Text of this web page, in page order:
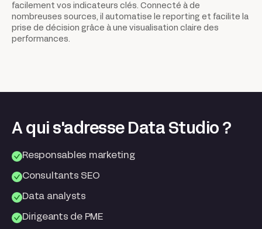
facilement vos indicateurs clés. Connecté à de
nombreuses sources, il automatise le reporting et facilite la
prise de décision grâce à une visualisation claire des
performances.
A qui s'adresse Data Studio ?
Responsables marketing
Consultants SEO
Data analysts
Dirigeants de PME